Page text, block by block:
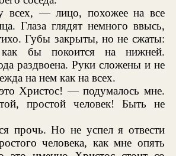
всех, — лицо, похожее на все
Глаза глядят немного ввысь,
Губы закрыты, но не сжаты:
бы покоится на нижней.
раздвоена. Руки сложены и не
на нем как на всех.
Христос! — подумалось мне.
простой человек! Быть не
прочь. Но не успел я отвести
человека, как мне опять